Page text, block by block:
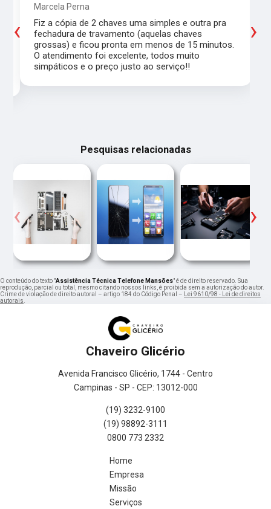
Marcela Perna
Fiz a cópia de 2 chaves uma simples e outra pra
fechadura de travamento (aquelas chaves
grossas) e ficou pronta em menos de 15 minutos.
O atendimento foi excelente, todos muito
simpáticos e o preço justo ao serviço!!
‹ ›
Pesquisas relacionadas
‹ ›
O conteúdo do texto "Assistência Técnica Telefone Mansões" é de direito reservado. Sua
reprodução, parcial ou total, mesmo citando nossos links, é proibida sem a autorização do autor.
Crime de violação de direito autoral – artigo 184 do Código Penal – Lei 9610/98 - Lei de direitos
autorais.
Chaveiro Glicério
Avenida Francisco Glicério, 1744 - Centro
Campinas - SP - CEP: 13012-000
(19) 3232-9100
(19) 98892-3111
0800 773 2332
Home
Empresa
Missão
Serviços